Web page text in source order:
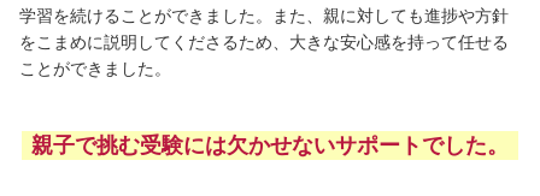
学習を続けることができました。また、親に対しても進捗や方針
をこまめに説明してくださるため、大きな安心感を持って任せる
ことができました。
親子で挑む受験には欠かせないサポートでした。